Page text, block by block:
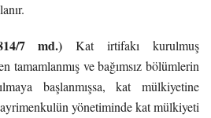
7 md.) Kat irtifakı kurulmuş
tamamlanmış ve bağımsız bölümlerin
başlanmışsa, kat mülkiyetine
yönetiminde kat mülkiyeti